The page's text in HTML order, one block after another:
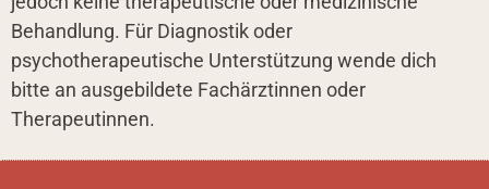
Behandlung. Für Diagnostik oder
psychotherapeutische Unterstützung wende dich
bitte an ausgebildete Fachärztinnen oder
Therapeutinnen.